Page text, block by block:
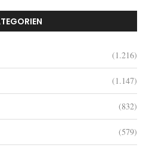
(1.216)
(1.147)
(832)
(579)